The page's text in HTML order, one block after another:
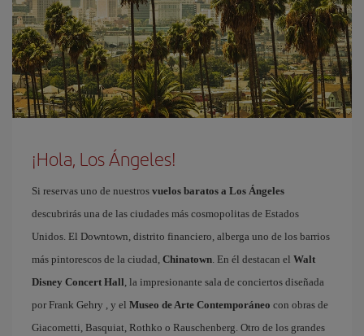
¡Hola, Los Ángeles!
Si reservas uno de nuestros vuelos baratos a Los Ángeles
descubrirás una de las ciudades más cosmopolitas de Estados
Unidos. El Downtown, distrito financiero, alberga uno de los barrios
más pintorescos de la ciudad, Chinatown. En él destacan el Walt
Disney Concert Hall, la impresionante sala de conciertos diseñada
por Frank Gehry , y el Museo de Arte Contemporáneo con obras de
Giacometti, Basquiat, Rothko o Rauschenberg. Otro de los grandes